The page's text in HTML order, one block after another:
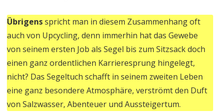
Übrigensspricht man in diesem Zusammenhang oft
auch von Upcycling, denn immerhin hat das Gewebe
von seinem ersten Job als Segel bis zum Sitzsack doch
einen ganz ordentlichen Karrieresprung hingelegt,
nicht? Das Segeltuch schafft in seinem zweiten Leben
eine ganz besondere Atmosphäre, verströmt den Duft
von Salzwasser, Abenteuer und Aussteigertum.